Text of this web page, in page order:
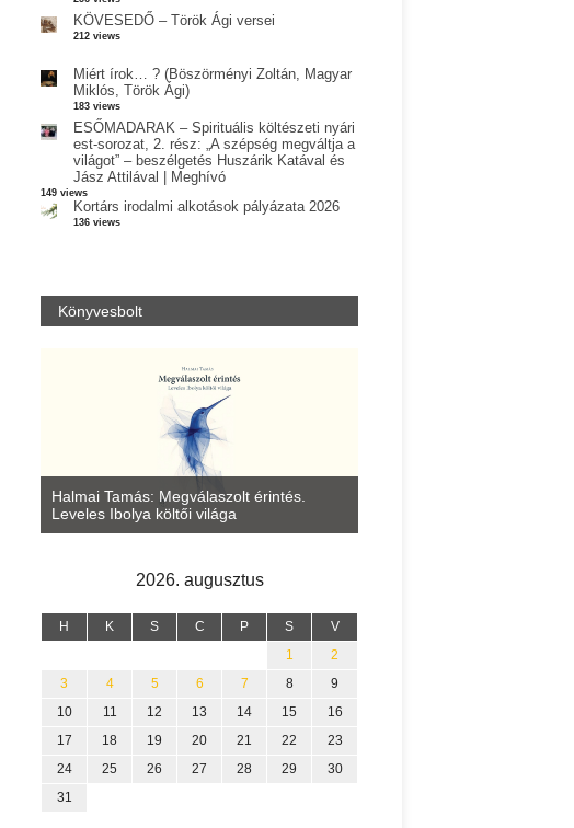
KÖVESEDŐ – Török Ági versei
212 views
Miért írok… ? (Böszörményi Zoltán, Magyar
Miklós, Török Ági)
183 views
ESŐMADARAK – Spirituális költészeti nyári
est-sorozat, 2. rész: „A szépség megváltja a
világot” – beszélgetés Huszárik Katával és
Jász Attilával | Meghívó
149 views
Kortárs irodalmi alkotások pályázata 2026
136 views
Könyvesbolt
Halmai Tamás: Megválaszolt érintés.
Leveles Ibolya költői világa
2026. augusztus
H K S C P S V
1
2
3
4 5 6 7 8
9
10
11 12 13 14 15
16
17
18 19 20 21 22
23
24
25 26 27 28 29
30
31